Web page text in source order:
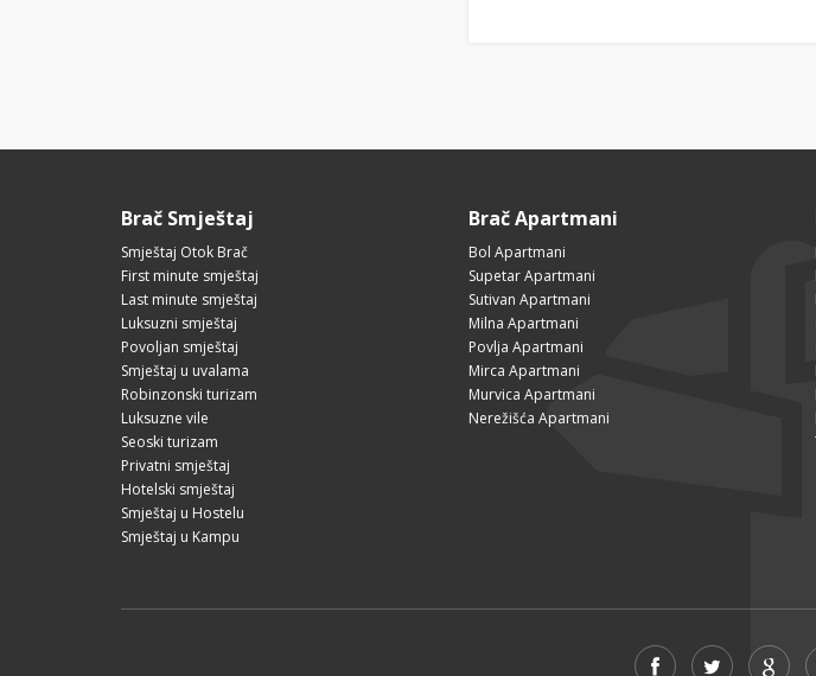
Brač Smještaj
Smještaj Otok Brač
First minute smještaj
Last minute smještaj
Luksuzni smještaj
Povoljan smještaj
Smještaj u uvalama
Robinzonski turizam
Luksuzne vile
Seoski turizam
Privatni smještaj
Hotelski smještaj
Smještaj u Hostelu
Smještaj u Kampu
Brač Apartmani
Bol Apartmani
Supetar Apartmani
Sutivan Apartmani
Milna Apartmani
Povlja Apartmani
Mirca Apartmani
Murvica Apartmani
Nerežišća Apartmani